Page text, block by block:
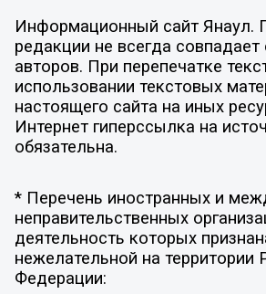
Информационный сайт Янаул.
редакции не всегда совпадает
авторов. При перепечатке
использовании текстовых
настоящего сайта на иных
Интернет гиперссылка на
обязательна.
* Перечень иностранных и
неправительственных
деятельность которых
нежелательной на территории
Федерации: